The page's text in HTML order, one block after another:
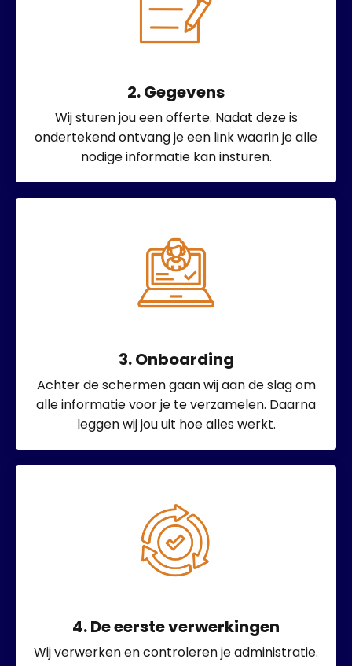
2. Gegevens
Wij sturen jou een offerte. Nadat deze is
ondertekend ontvang je een link waarin je alle
nodige informatie kan insturen.
3. Onboarding
Achter de schermen gaan wij aan de slag om
alle informatie voor je te verzamelen. Daarna
leggen wij jou uit hoe alles werkt.
4. De eerste verwerkingen
Wij verwerken en controleren je administratie.